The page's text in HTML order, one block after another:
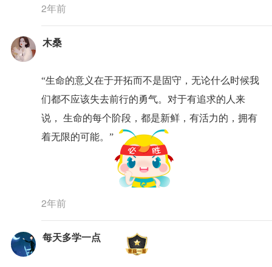
2年前
木桑
“生命的意义在于开拓而不是固守，无论什么时候我
们都不应该失去前行的勇气。对于有追求的人来
说， 生命的每个阶段，都是新鲜，有活力的，拥有
着无限的可能。”
2年前
每天多学一点